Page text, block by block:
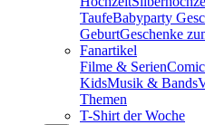
TaufeBabyparty
GeburtGeschenke
Fanartikel
Filme & Serien
KidsMusik & Bands
Themen
T-Shirt der Woche